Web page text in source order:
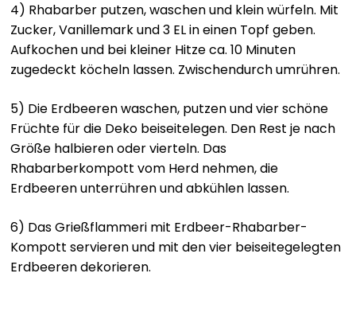
4) Rhabarber putzen, waschen und klein würfeln. Mit
Zucker, Vanillemark und 3 EL in einen Topf geben.
Aufkochen und bei kleiner Hitze ca. 10 Minuten
zugedeckt köcheln lassen. Zwischendurch umrühren.
5) Die Erdbeeren waschen, putzen und vier schöne
Früchte für die Deko beiseitelegen. Den Rest je nach
Größe halbieren oder vierteln. Das
Rhabarberkompott vom Herd nehmen, die
Erdbeeren unterrühren und abkühlen lassen.
6) Das Grießflammeri mit Erdbeer-Rhabarber-
Kompott servieren und mit den vier beiseitegelegten
Erdbeeren dekorieren.